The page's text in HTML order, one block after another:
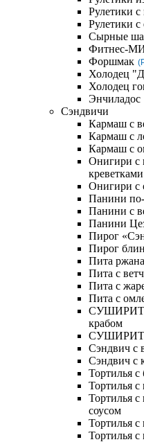
Рулетики с
Рулетики с
Сырные
Фитнес-
Форшмак
Холодец
Холодец
Энчиладос
Сэндвичи
Кармаш с
Кармаш с
Кармаш с
Онигири с
креветками
Онигири с
Панини по-
Панини с
Панини
Пирог
Пирог
Пита
Пита с
Пита с
Пита с
крабом
Сэндвич с
Сэндвич с
Тортилья
Тортилья
Тортилья
соусом
Тортилья
Тортилья